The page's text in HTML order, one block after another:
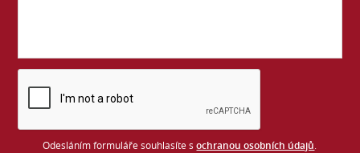
Odesláním formuláře souhlasíte sochranou osobních údajů